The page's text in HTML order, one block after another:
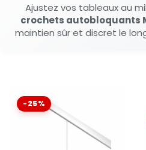
Ajustez vos tableaux au
crochets autobloquants
maintien sûr et discret le
-25%